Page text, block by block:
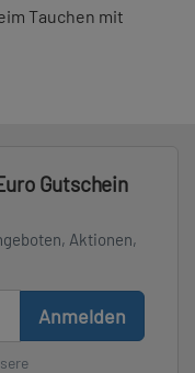
Tauchen mit
Gutschein
Aktionen,
Anmelden